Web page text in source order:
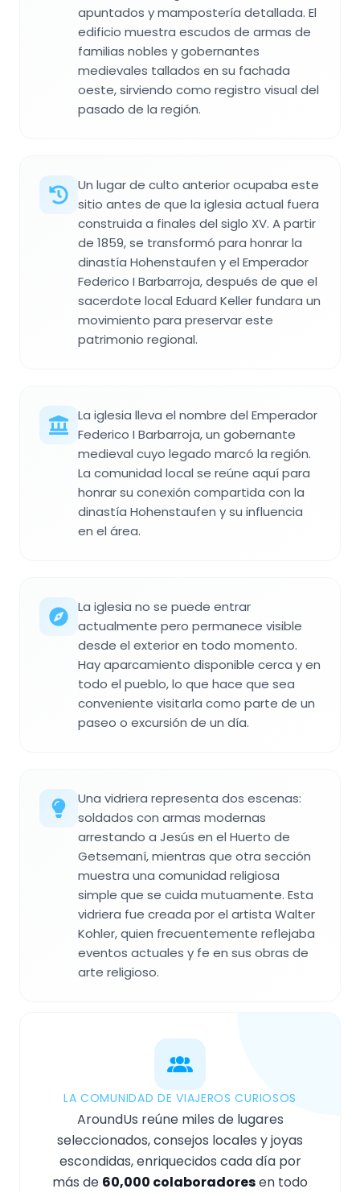
apuntados y mampostería detallada. El
edificio muestra escudos de armas de
familias nobles y gobernantes
medievales tallados en su fachada
oeste, sirviendo como registro visual del
pasado de la región.
Un lugar de culto anterior ocupaba este
sitio antes de que la iglesia actual fuera
construida a finales del siglo XV. A partir
de 1859, se transformó para honrar la
dinastía Hohenstaufen y el Emperador
Federico I Barbarroja, después de que el
sacerdote local Eduard Keller fundara un
movimiento para preservar este
patrimonio regional.
La iglesia lleva el nombre del Emperador
Federico I Barbarroja, un gobernante
medieval cuyo legado marcó la región.
La comunidad local se reúne aquí para
honrar su conexión compartida con la
dinastía Hohenstaufen y su influencia
en el área.
La iglesia no se puede entrar
actualmente pero permanece visible
desde el exterior en todo momento.
Hay aparcamiento disponible cerca y en
todo el pueblo, lo que hace que sea
conveniente visitarla como parte de un
paseo o excursión de un día.
Una vidriera representa dos escenas:
soldados con armas modernas
arrestando a Jesús en el Huerto de
Getsemaní, mientras que otra sección
muestra una comunidad religiosa
simple que se cuida mutuamente. Esta
vidriera fue creada por el artista Walter
Kohler, quien frecuentemente reflejaba
eventos actuales y fe en sus obras de
arte religioso.
LA COMUNIDAD DE VIAJEROS CURIOSOS
AroundUs reúne miles de lugares
seleccionados, consejos locales y joyas
escondidas, enriquecidos cada día por
más de 60,000 colaboradoresen todo